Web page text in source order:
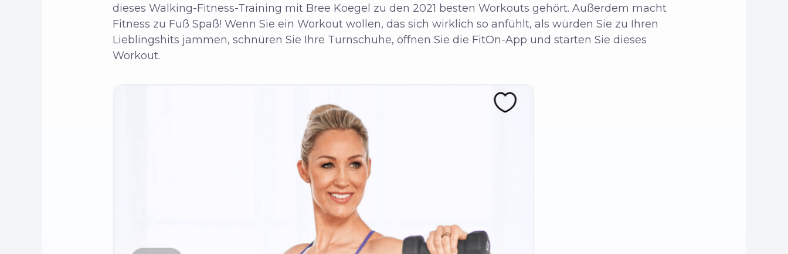
dieses Walking-Fitness-Training mit Bree Koegel zu den 2021 besten Workouts gehört. Außerdem macht
Fitness zu Fuß Spaß! Wenn Sie ein Workout wollen, das sich wirklich so anfühlt, als würden Sie zu Ihren
Lieblingshits jammen, schnüren Sie Ihre Turnschuhe, öffnen Sie die FitOn-App und starten Sie dieses
Workout.